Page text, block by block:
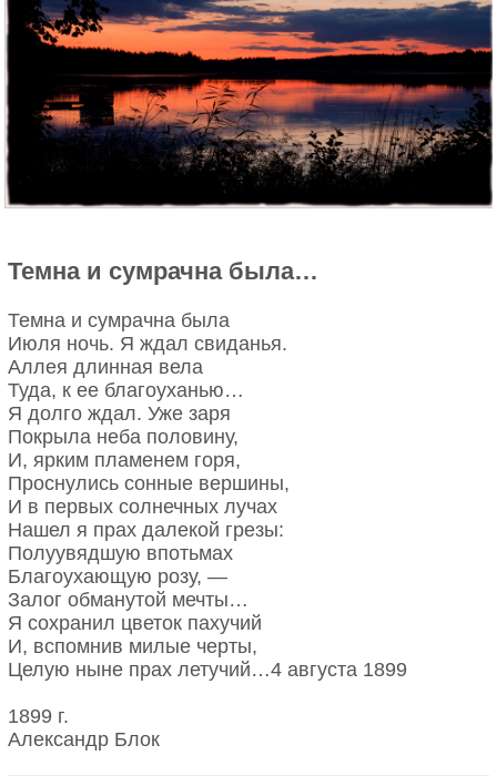
Вечер бродит мимо окон,
вздрагивая под дождем.
Для кого же здесь одна я,
кто мне дорог, кто мне рад?
Почему припоминаю:
«Осторожно, листопад»?
Ничего не нужно было, —
значит, нечего терять:
даже близким, даже милым,
что прощаемся навек,
одинокий человек?
Что усмешки, что небрежность?
Перетерпишь, переждешь…
Нет — всего страшнее нежность
на прощание, как дождь.
Темный ливень, теплый ливень
весь — сверкание и дрожь!
Будь веселым, будь счастливым
на прощание, как дождь.
…Я одна пойду к вокзалу,
провожатым откажу.
Я не все тебе сказала,
но теперь уж не скажу.
Переулок полон ночью,
а дощечки говорят
проходящим одиночкам:
1938 г.
Темна и сумрачна была…
Темна и сумрачна была
Июля ночь. Я ждал свиданья.
Аллея длинная вела
Туда, к ее благоуханью…
Я долго ждал. Уже заря
Покрыла неба половину,
И, ярким пламенем горя,
Проснулись сонные вершины,
И в первых солнечных лучах
Нашел я прах далекой грезы:
Полуувядшую впотьмах
Благоухающую розу, —
Залог обманутой мечты…
Я сохранил цветок пахучий
И, вспомнив милые черты,
Целую ныне прах летучий…4 августа 1899
1899 г.
Александр Блок